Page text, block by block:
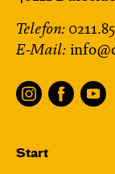
Karten
Telefon:
E-Mail:
Start